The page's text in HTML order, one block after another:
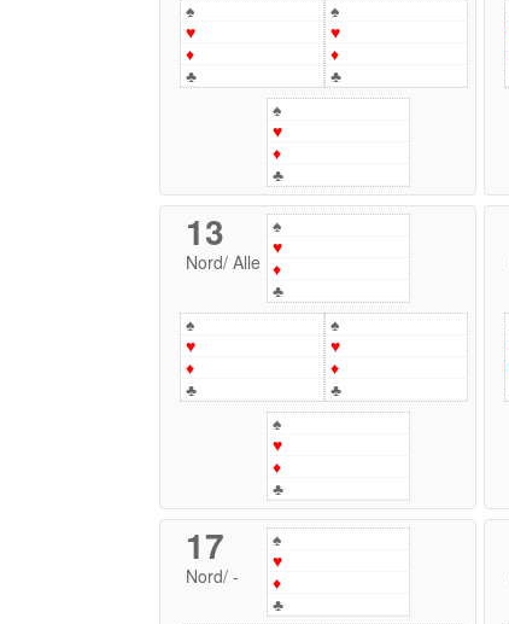
♠
♥
♦
♣
♠
♥
♦
♣
♠
♥
♦
♣
13
Nord/Alle
♠
♥
♦
♣
♠
♥
♦
♣
♠
♥
♦
♣
♠
♥
♦
♣
17
Nord/-
♠
♥
♦
♣